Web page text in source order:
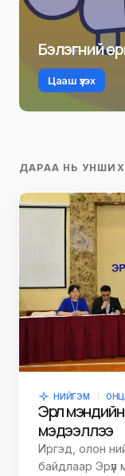
Бэлэгний
Цааш үзэх
ДАРАА НЬ УНШИХ
НИЙГЭМ
Эрүүл
мэдээллээ
Иргэд, олон
байдлаар Эрүүл